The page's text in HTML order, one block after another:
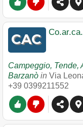
Campeggio, Tende,
Barzanò in Via
+39 0399211552